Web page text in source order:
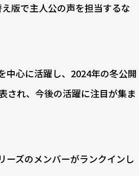
版で主人公の声を担当するな
中心に活躍し、2024年の冬公開
され、今後の活躍に注目が集ま
ーズのメンバーがランクインし